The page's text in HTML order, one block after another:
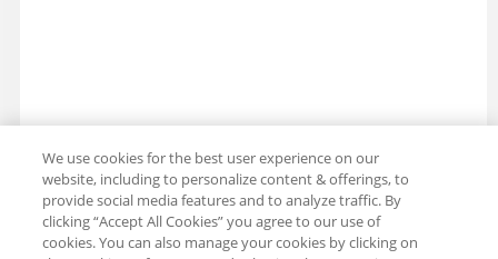
We use cookies for the best user experience on our
website, including to personalize content & offerings, to
provide social media features and to analyze traffic. By
clicking “Accept All Cookies” you agree to our use of
cookies. You can also manage your cookies by clicking on